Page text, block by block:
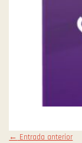
← Entrada anterior